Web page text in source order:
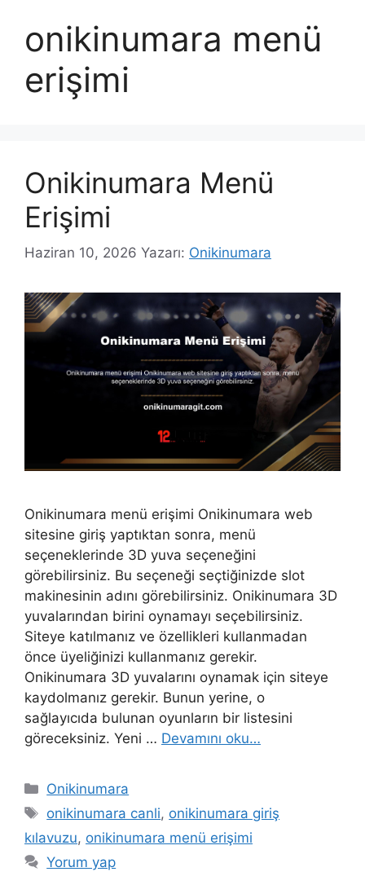
onikinumara menü
erişimi
Onikinumara Menü
Erişimi
Haziran 10, 2026 Yazarı: Onikinumara
Onikinumara menü erişimi Onikinumara web
sitesine giriş yaptıktan sonra, menü
seçeneklerinde 3D yuva seçeneğini
görebilirsiniz. Bu seçeneği seçtiğinizde slot
makinesinin adını görebilirsiniz. Onikinumara 3D
yuvalarından birini oynamayı seçebilirsiniz.
Siteye katılmanız ve özellikleri kullanmadan
önce üyeliğinizi kullanmanız gerekir.
Onikinumara 3D yuvalarını oynamak için siteye
kaydolmanız gerekir. Bunun yerine, o
sağlayıcıda bulunan oyunların bir listesini
göreceksiniz. Yeni … Devamını oku…
Kategoriler
Onikinumara
Etiketler
onikinumara canli, onikinumara giriş
kılavuzu, onikinumara menü erişimi
Yorum yap